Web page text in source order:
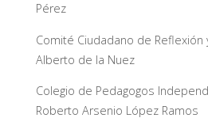
Pérez
Comité Ciudadano de Reflexión
Alberto de la Nuez
Colegio de Pedagogos
Roberto Arsenio López Ramos